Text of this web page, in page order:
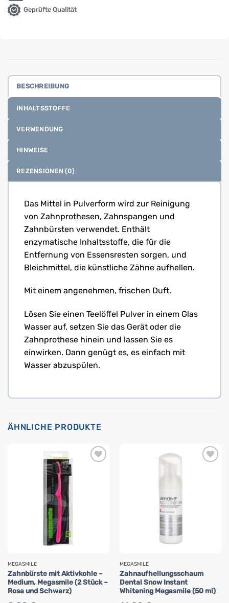
Geprüfte Qualität
BESCHREIBUNG
INHALTSSTOFFE
VERWENDUNG
HINWEISE
REZENSIONEN (0)
Das Mittel in Pulverform wird zur Reinigung
von Zahnprothesen, Zahnspangen und
Zahnbürsten verwendet. Enthält
enzymatische Inhaltsstoffe, die für die
Entfernung von Essensresten sorgen, und
Bleichmittel, die künstliche Zähne aufhellen.
Mit einem angenehmen, frischen Duft.
Lösen Sie einen Teelöffel Pulver in einem Glas
Wasser auf, setzen Sie das Gerät oder die
Zahnprothese hinein und lassen Sie es
einwirken. Dann genügt es, es einfach mit
Wasser abzuspülen.
ÄHNLICHE PRODUKTE
MEGASMILE
Zahnbürste mit Aktivkohle –
Medium, Megasmile (2 Stück –
Rosa und Schwarz)
MEGASMILE
Zahnaufhellungsschaum
Dental Snow Instant
Whitening Megasmile (50 ml)